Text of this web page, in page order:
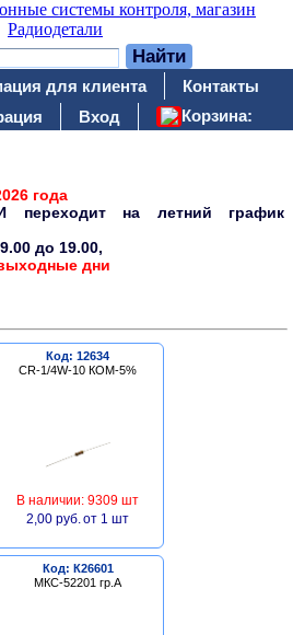
для клиента
Контакты
Вход Корзина:
года
переходит на летний график
до 19.00,
дни
Код: 12634
CR-1/4W-10 КОМ-5%
В наличии: 9309 шт
2,00 руб. от 1 шт
Код: К26601
МКС-52201 гр.А